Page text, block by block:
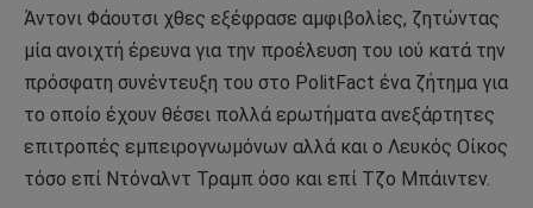
Άντονι Φάουτσι χθες εξέφρασε αμφιβολίες, ζητώντας
μία ανοιχτή έρευνα για την προέλευση του ιού κατά την
πρόσφατη συνέντευξη του στο PolitFact ένα ζήτημα για
το οποίο έχουν θέσει πολλά ερωτήματα ανεξάρτητες
επιτροπές εμπειρογνωμόνων αλλά και ο Λευκός Οίκος
τόσο επί Ντόναλντ Τραμπ όσο και επί Τζο Μπάιντεν.